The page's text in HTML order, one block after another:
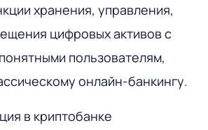
хранения, управления,
цифровых активов с
пользователям,
онлайн-банкингу.
в криптобанке